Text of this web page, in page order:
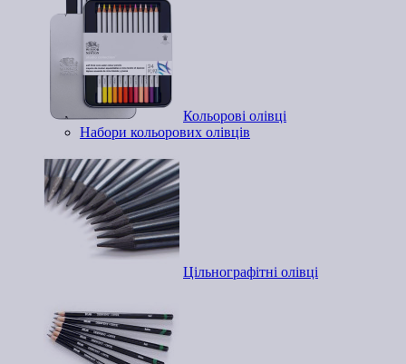
Кольорові олівці
Набори кольорових олівців
Цільнографітні олівці